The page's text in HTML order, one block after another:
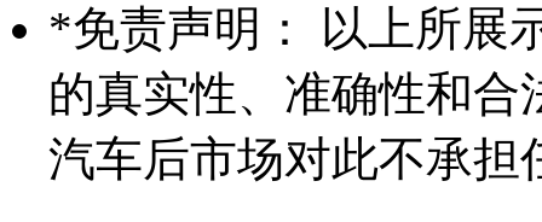
*免责声明： 以上所展
的真实性、准确性和合
汽车后市场对此不承担